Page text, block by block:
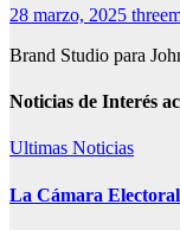
28 marzo, 2025
Brand Studio para
Noticias de Interés
Ultimas Noticias
La Cámara